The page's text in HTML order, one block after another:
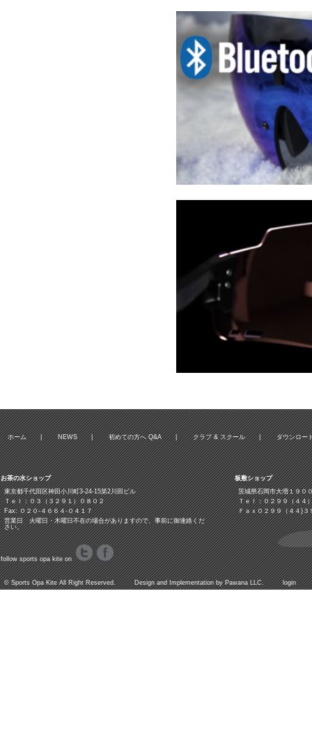
ホーム | NEWS | 初めての方へ Q&A | クラブ & スクール | ダウンロー
お茶の水ショップ
東京都千代田区神田小川町3‐24‐15第2川田ビル
Ｔｅｌ：０３（３２９１）０８０２
Fax: ０２０-４６６４-０４１７
営業日 火曜日・木曜日不在の場合がありますので、事前に御連絡くだ
さい。
follow sports opa kite on
板敷ショップ
茨城県石岡市大増１９０
Ｔｅｌ：０２９９（４４
Ｆａｘ０２９９（４４)３
©Sports Opa KiteAll Right Reserved. Design and Implementation byPawana LLC. login